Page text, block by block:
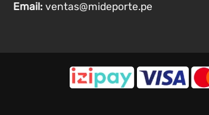
Email: ventas@mideporte.pe